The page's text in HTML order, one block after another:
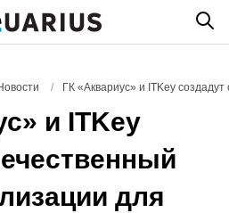
/ ГК «Аквариус» и ITKey
и ITKey
для